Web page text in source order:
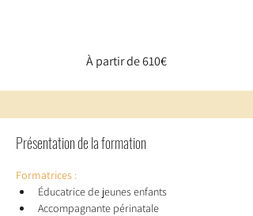
À partir de 610€
Présentation de la formation
Formatrices :
Éducatrice de jeunes enfants
Accompagnante périnatale